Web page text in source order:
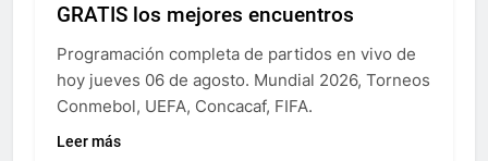
GRATIS los mejores encuentros
Programación completa de partidos en vivo de
hoy jueves 06 de agosto. Mundial 2026, Torneos
Conmebol, UEFA, Concacaf, FIFA.
Leer más